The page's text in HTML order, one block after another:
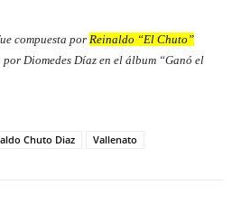
compuesta por Reinaldo “El Chuto”
por Diomedes Díaz en el álbum “Ganó el
Chuto Diaz Vallenato